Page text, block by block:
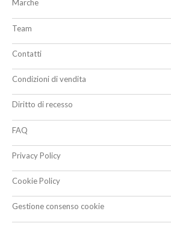
Marche
Team
Contatti
Condizioni di vendita
Diritto di recesso
FAQ
Privacy Policy
Cookie Policy
Gestione consenso cookie